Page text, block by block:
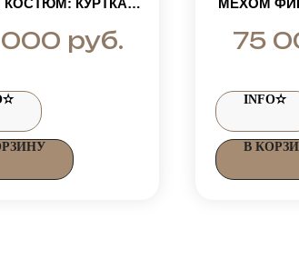
ВУАЛЕВОГО
ТКАНЬ С
руб. 75
INFO✫
В